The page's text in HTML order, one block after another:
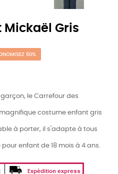
Mickaël Gris
60%
le Carrefour des
costume enfant gris
à porter, il s'adapte à tous
enfant de 18 mois à 4 ans.